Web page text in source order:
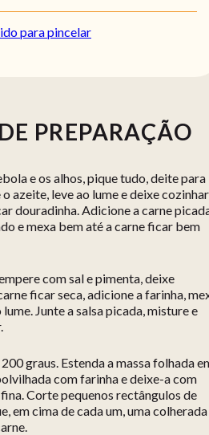
para pincelar
PREPARAÇÃO
e os alhos, pique tudo, deite para
azeite, leve ao lume e deixe cozinhar
douradinha. Adicione a carne
e mexa bem até a carne ficar bem
com sal e pimenta, deixe
ficar seca, adicione a farinha,
Junte a salsa picada, misture e
graus. Estenda a massa folhada
com farinha e deixe-a com
Corte pequenos rectângulos de
em cima de cada um, uma colherada